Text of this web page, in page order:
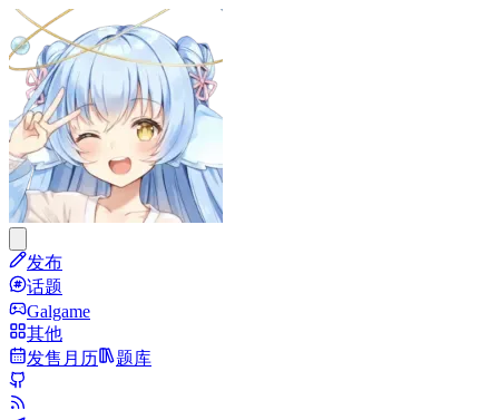
发布
话题
Galgame
其他
发售月历
题库